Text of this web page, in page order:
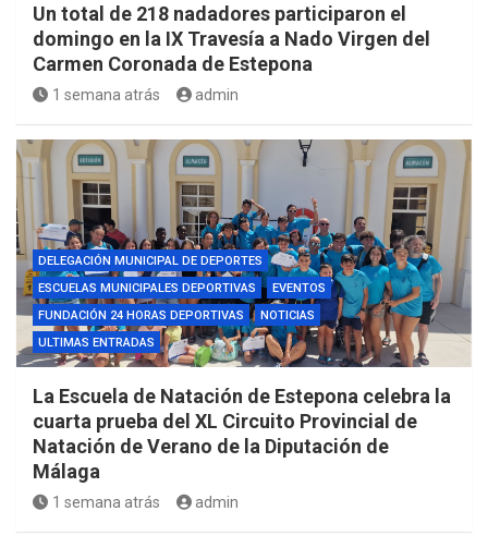
Un total de 218 nadadores participaron el
domingo en la IX Travesía a Nado Virgen del
Carmen Coronada de Estepona
1 semana atrás admin
DELEGACIÓN MUNICIPAL DE DEPORTES
ESCUELAS MUNICIPALES DEPORTIVAS
EVENTOS
FUNDACIÓN 24 HORAS DEPORTIVAS
NOTICIAS
ULTIMAS ENTRADAS
La Escuela de Natación de Estepona celebra la
cuarta prueba del XL Circuito Provincial de
Natación de Verano de la Diputación de
Málaga
1 semana atrás admin